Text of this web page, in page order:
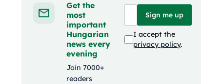
Get the
most
important
Hungarian
news every
evening
Join 7000+
readers
Sign me up
I accept the
privacy policy.